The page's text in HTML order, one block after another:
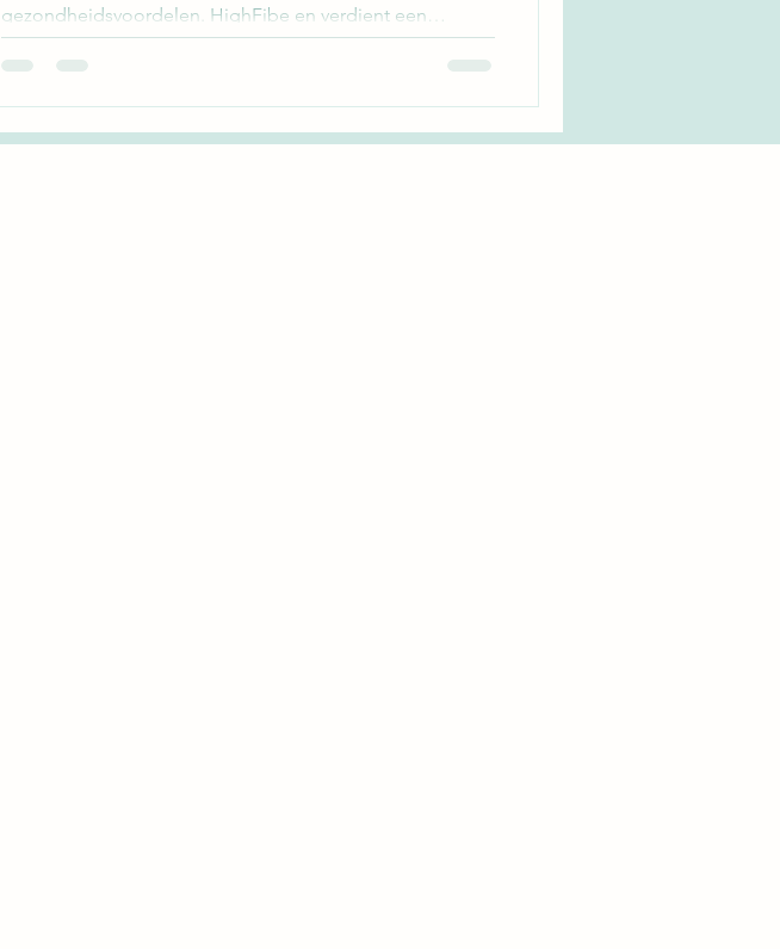
gezondheidsvoordelen. HighFibe en verdient een
centrale...